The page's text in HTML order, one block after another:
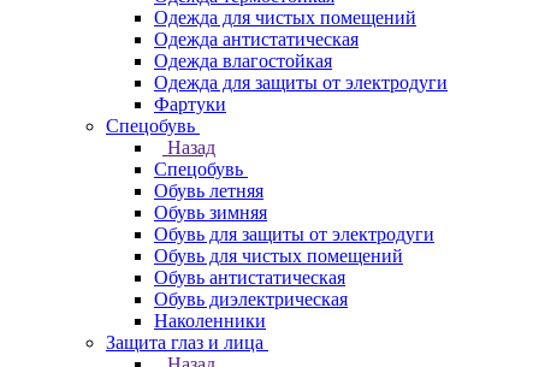
Одежда для чистых помещений
Одежда антистатическая
Одежда влагостойкая
Одежда для защиты от электродуги
Фартуки
Спецобувь
Назад
Спецобувь
Обувь летняя
Обувь зимняя
Обувь для защиты от электродуги
Обувь для чистых помещений
Обувь антистатическая
Обувь диэлектрическая
Наколенники
Защита глаз и лица